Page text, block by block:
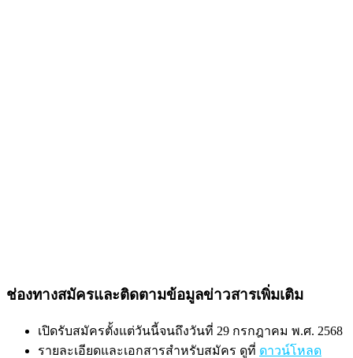
ช่องทางสมัครและติดตามข้อมูลข่าวสารเพิ่มเติม
เปิดรับสมัครตั้งแต่วันนี้จนถึงวันที่ 29 กรกฎาคม พ.ศ. 2568
รายละเอียดและเอกสารสำหรับสมัคร ดูที่ ดาวน์โหลด